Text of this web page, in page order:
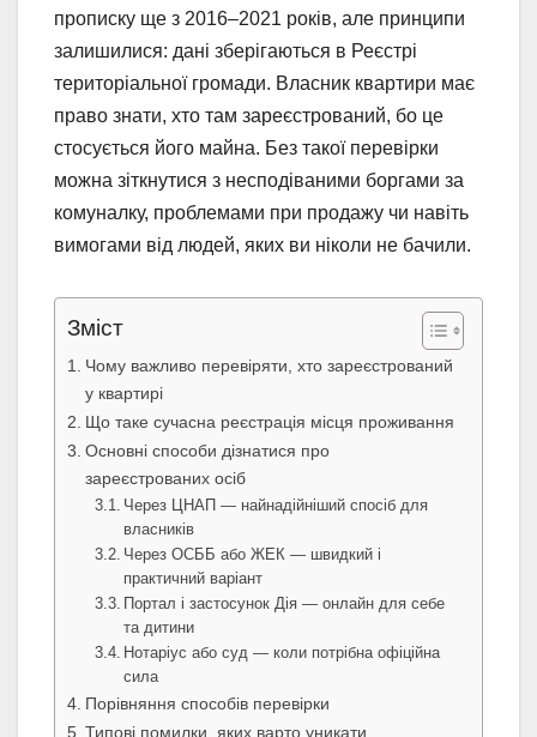
прописку ще з 2016–2021 років, але принципи
залишилися: дані зберігаються в Реєстрі
територіальної громади. Власник квартири має
право знати, хто там зареєстрований, бо це
стосується його майна. Без такої перевірки
можна зіткнутися з несподіваними боргами за
комуналку, проблемами при продажу чи навіть
вимогами від людей, яких ви ніколи не бачили.
Зміст
Чому важливо перевіряти, хто зареєстрований
у квартирі
Що таке сучасна реєстрація місця проживання
Основні способи дізнатися про
зареєстрованих осіб
Через ЦНАП — найнадійніший спосіб для
власників
Через ОСББ або ЖЕК — швидкий і
практичний варіант
Портал і застосунок Дія — онлайн для себе
та дитини
Нотаріус або суд — коли потрібна офіційна
сила
Порівняння способів перевірки
Типові помилки, яких варто уникати